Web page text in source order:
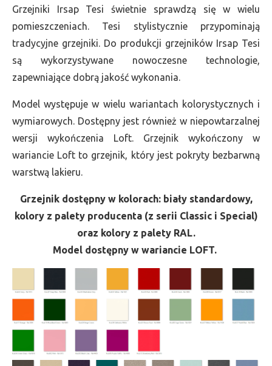
Grzejniki Irsap Tesi świetnie sprawdzą się w wielu
pomieszczeniach. Tesi stylistycznie przypominają
tradycyjne grzejniki. Do produkcji grzejników Irsap Tesi
są wykorzystywane nowoczesne technologie,
zapewniające dobrą jakość wykonania.
Model występuje w wielu wariantach kolorystycznych i
wymiarowych. Dostępny jest również w niepowtarzalnej
wersji wykończenia Loft. Grzejnik wykończony w
wariancie Loft to grzejnik, który jest pokryty bezbarwną
warstwą lakieru.
Grzejnik dostępny w kolorach: biały standardowy,
kolory z palety producenta (z serii Classic i Special)
oraz kolory z palety RAL.
Model dostępny w wariancie LOFT.